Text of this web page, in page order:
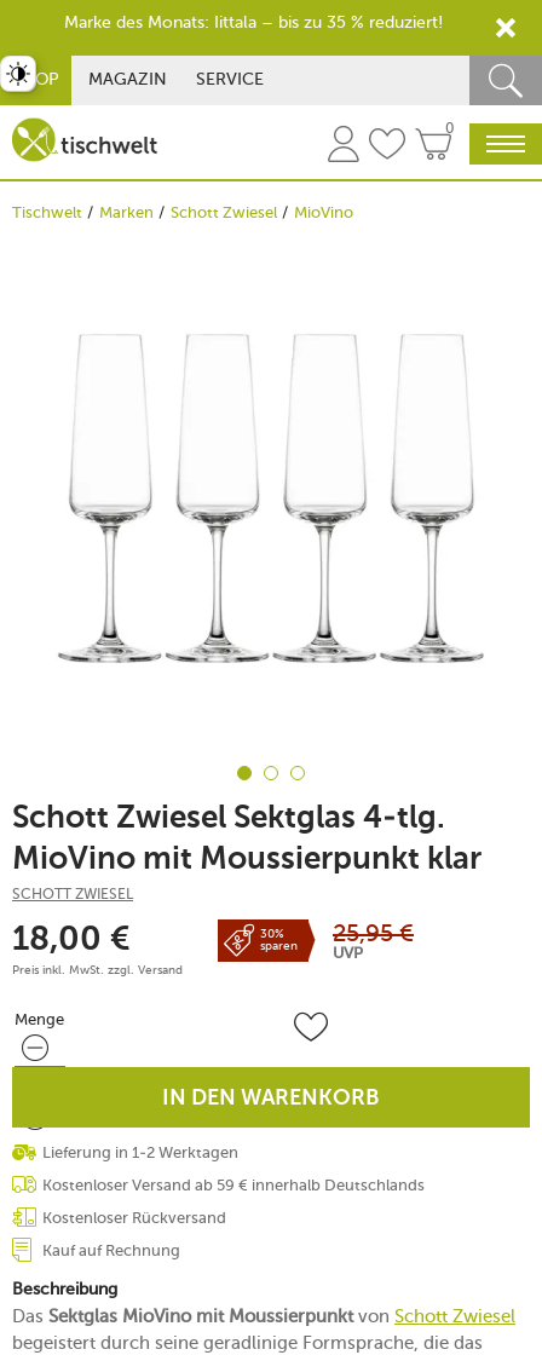
SHOP MAGAZIN SERVICE
0
Tischwelt Marken Schott Zwiesel MioVino
Schott Zwiesel Sektglas 4-tlg.
MioVino mit Moussierpunkt klar
SCHOTT ZWIESEL
18,00 €
Preis inkl. MwSt. zzgl. Versand
30%
sparen
25,95 €
UVP
Menge
Menge
IN DEN WARENKORB
Lieferung in 1-2 Werktagen
Kostenloser Versand ab 59 € innerhalb Deutschlands
Kostenloser Rückversand
Kauf auf Rechnung
Beschreibung
Das Sektglas MioVino mit Moussierpunktvon Schott Zwiesel
begeistert durch seine geradlinige Formsprache, die das
umschalten
Marke des Monats: Iittala – bis zu 35 % reduziert!